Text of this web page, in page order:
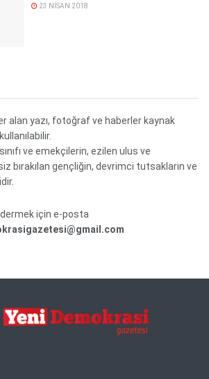
23 NISAN 2018
alan yazı, fotoğraf ve haberler kaynak
ve emekçilerin, ezilen ulus ve
bırakılan gençliğin, devrimci tutsakların ve
için e-posta